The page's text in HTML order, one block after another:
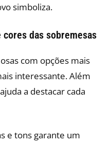
simboliza.
das sobremesas
com opções mais
interessante. Além
a destacar cada
e tons garante um